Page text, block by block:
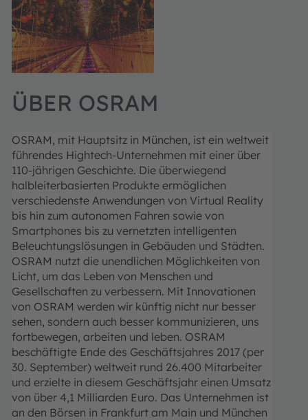
ÜBER OSRAM
OSRAM, mit Hauptsitz in München, ist ein weltweit
führendes Hightech-Unternehmen mit einer über
110-jährigen Geschichte. Die überwiegend
halbleiterbasierten Produkte ermöglichen
verschiedenste Anwendungen von Virtual Reality
bis hin zum autonomen Fahren sowie von
Smartphones bis zu vernetzten intelligenten
Beleuchtungslösungen in Gebäuden und Städten.
OSRAM nutzt die unendlichen Möglichkeiten von
Licht, um das Leben von Menschen und
Gesellschaften zu verbessern. Mit Innovationen
von OSRAM werden wir künftig nicht nur besser
sehen, sondern auch besser kommunizieren, uns
fortbewegen, arbeiten und leben. OSRAM
beschäftigte Ende des Geschäftsjahres 2017 (per
30. September) weltweit rund 26.400 Mitarbeiter
und erzielte in diesem Geschäftsjahr einen Umsatz
von über 4,1 Milliarden Euro. Das Unternehmen ist
an den Börsen in Frankfurt am Main und München